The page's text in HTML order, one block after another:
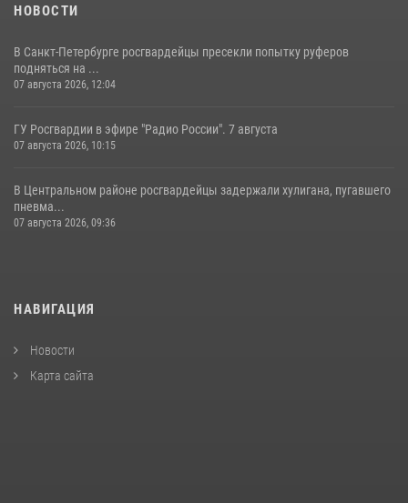
НОВОСТИ
В Санкт-Петербурге росгвардейцы пресекли попытку руферов
подняться на ...
07 августа 2026, 12:04
ГУ Росгвардии в эфире "Радио России". 7 августа
07 августа 2026, 10:15
В Центральном районе росгвардейцы задержали хулигана, пугавшего
пневма...
07 августа 2026, 09:36
НАВИГАЦИЯ
Новости
Карта сайта